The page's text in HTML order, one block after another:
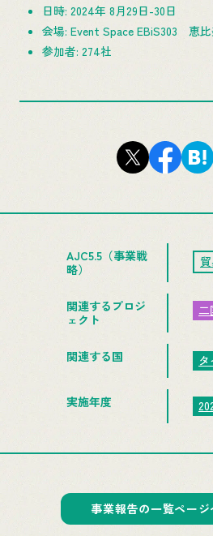
日時: 2024年 8月29日-30日
会場: Event Space EBiS303 恵
参加者: 274社
AJC5.5（事業戦
略）
関連するプロジ
ェクト
二
関連する国 タ
実施年度
事業報告の一覧ページ